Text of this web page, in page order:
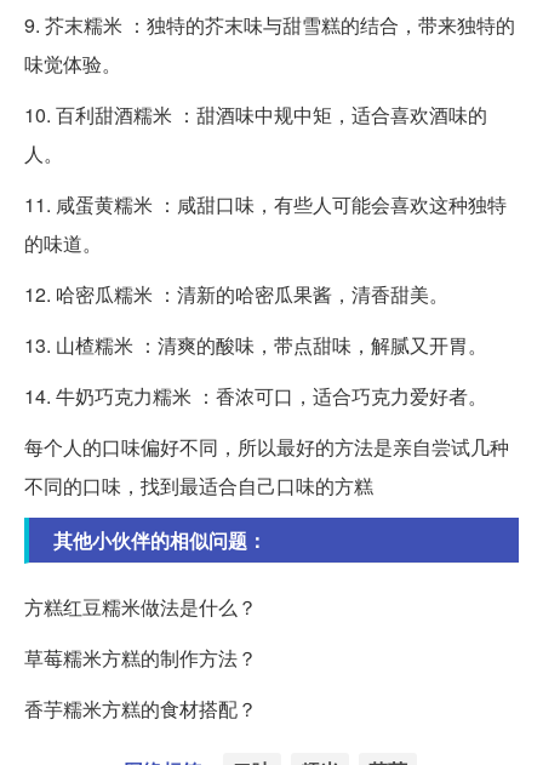
9. 芥末糯米 ：独特的芥末味与甜雪糕的结合，带来独特的
味觉体验。
10. 百利甜酒糯米 ：甜酒味中规中矩，适合喜欢酒味的
人。
11. 咸蛋黄糯米 ：咸甜口味，有些人可能会喜欢这种独特
的味道。
12. 哈密瓜糯米 ：清新的哈密瓜果酱，清香甜美。
13. 山楂糯米 ：清爽的酸味，带点甜味，解腻又开胃。
14. 牛奶巧克力糯米 ：香浓可口，适合巧克力爱好者。
每个人的口味偏好不同，所以最好的方法是亲自尝试几种
不同的口味，找到最适合自己口味的方糕
其他小伙伴的相似问题：
方糕红豆糯米做法是什么？
草莓糯米方糕的制作方法？
香芋糯米方糕的食材搭配？